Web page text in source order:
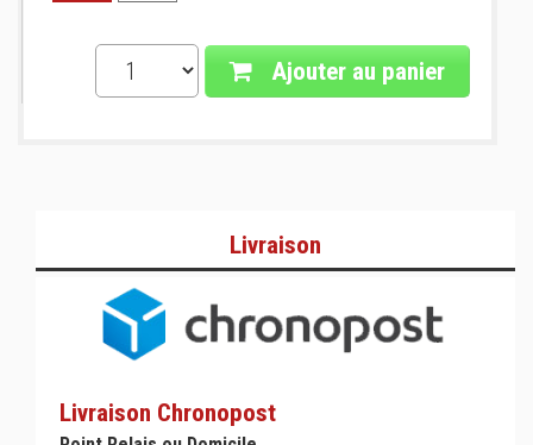
Ajouter au panier
Livraison
Livraison Chronopost